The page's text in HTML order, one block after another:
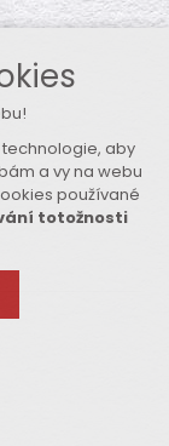
aby
a vy na webu
používané
totožnosti